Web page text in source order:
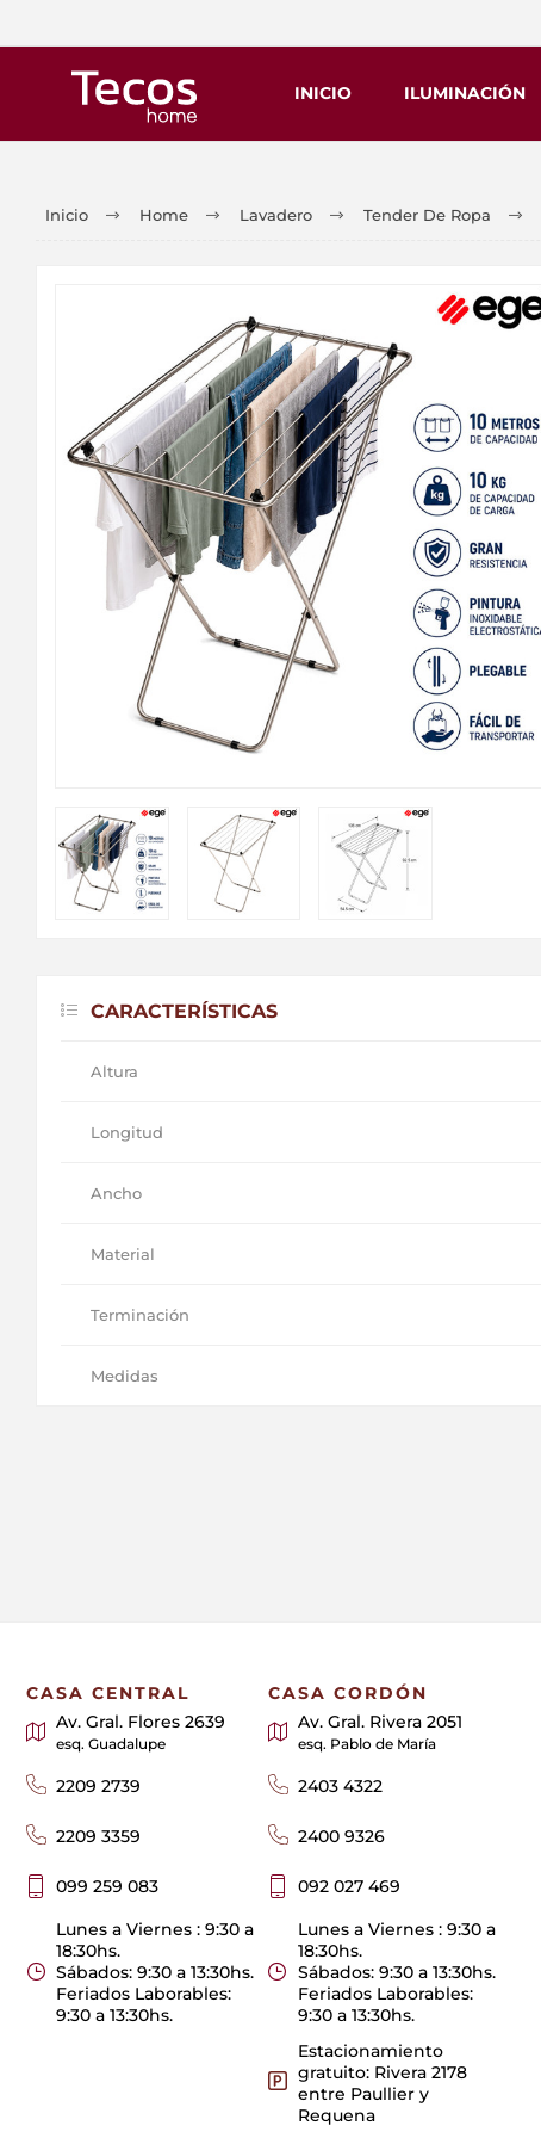
INICIO ILUMINACIÓN
Inicio Home Lavadero Tender De Ropa
CARACTERÍSTICAS
Altura
Longitud
Ancho
Material
Terminación
Medidas
CASA CENTRAL
Av. Gral. Flores 2639
esq. Guadalupe
2209 2739
2209 3359
099 259 083
Lunes a Viernes : 9:30 a
18:30hs.
Sábados: 9:30 a 13:30hs.
Feriados Laborables:
9:30 a 13:30hs.
CASA CORDÓN
Av. Gral. Rivera 2051
esq. Pablo de María
2403 4322
2400 9326
092 027 469
Lunes a Viernes : 9:30 a
18:30hs.
Sábados: 9:30 a 13:30hs.
Feriados Laborables:
9:30 a 13:30hs.
Estacionamiento
gratuito: Rivera 2178
entre Paullier y
Requena